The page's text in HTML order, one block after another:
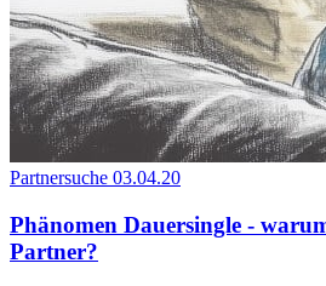
Partnersuche 03.04.20
Phänomen Dauersingle -
Partner?